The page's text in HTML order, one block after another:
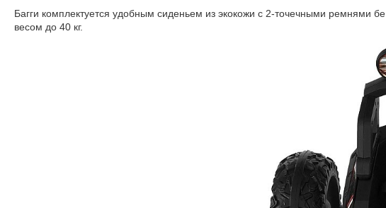
Багги комплектуется удобным сиденьем из экокожи с 2-точечными ремнями
весом до 40 кг.